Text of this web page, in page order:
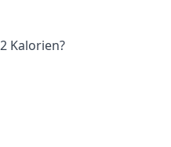
Kalorien?